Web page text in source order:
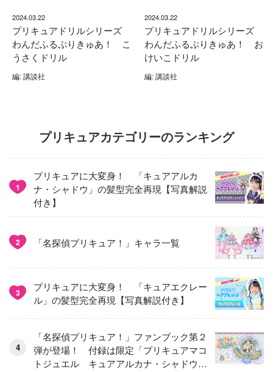
2024.03.22
プリキュアドリルシリーズ
わんだふるぷりきゅあ！ こ
うさくドリル
編: 講談社
2024.03.22
プリキュアドリルシリーズ
わんだふるぷりきゅあ！ お
けいこドリル
編: 講談社
プリキュアカテゴリーのランキング
1
プリキュアに大変身！ 「キュアアルカ
ナ・シャドウ」の髪型完全再現【写真解説
付き】
2 「名探偵プリキュア！」キャラ一覧
3
プリキュアに大変身！ 「キュアエクレー
ル」の髪型完全再現【写真解説付き】
「名探偵プリキュア！」ファンブック第２
弾が登場！ 付録は限定「プリキュアマコ
トジュエル キュアアルカナ・シャドウ